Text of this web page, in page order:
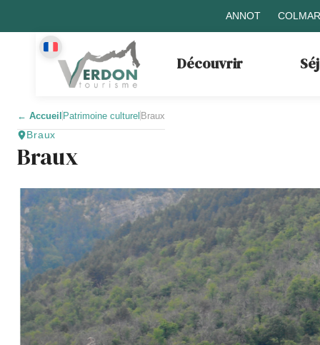
ANNOT
Découvrir
← Accueil Patrimoine culturel Braux
Braux
Braux